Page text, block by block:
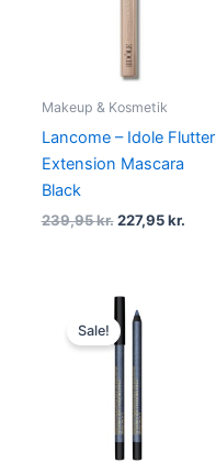
Makeup & Kosmetik
Lancome – Idole Flutter
Extension Mascara
Black
239,95kr. 227,95kr.
Sale!
Original
price
was: